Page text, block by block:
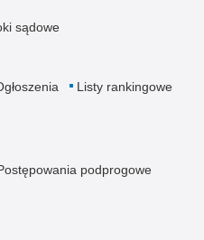
sądowe
Listy rankingowe
podprogowe